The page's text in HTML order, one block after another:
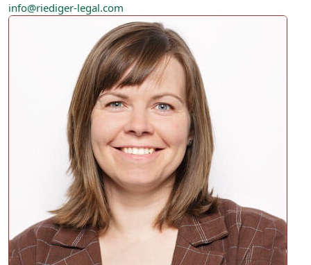
info@riediger-legal.com